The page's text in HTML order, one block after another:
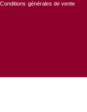
Conditions générales de vente